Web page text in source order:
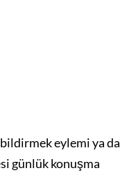
eylemi ya da
günlük konuşma